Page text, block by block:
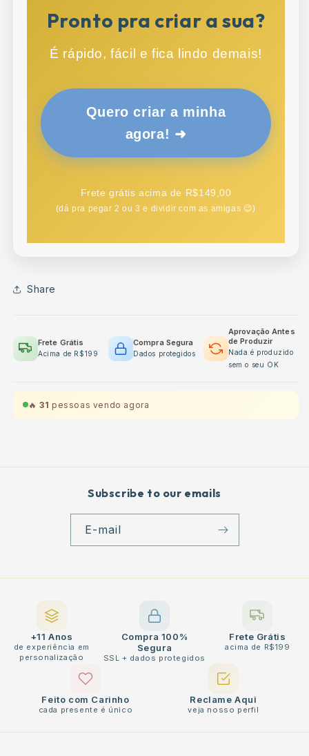
Pronto pra criar a sua?
É rápido, fácil e fica lindo demais!
Quero criar a minha
agora! ➜
Frete grátis acima de R$149,00
(dá pra pegar 2 ou 3 e dividir com as amigas 😉)
Share
Frete Grátis
Acima de R$199
Compra Segura
Dados protegidos
Aprovação Antes
de Produzir
Nada é produzido
sem o seu OK
🔥31 pessoas vendo agora
Subscribe to our emails
E-mail
+11 Anos
de experiência em
personalização
Compra 100%
Segura
SSL + dados protegidos
Frete Grátis
acima de R$199
Feito com Carinho
cada presente é único
Reclame Aqui
veja nosso perfil